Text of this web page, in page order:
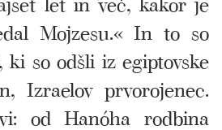
Mojzesu.« In to so
ki so odšli iz egiptovske
Izraelov prvorojenec.
od Hanóha rodbina